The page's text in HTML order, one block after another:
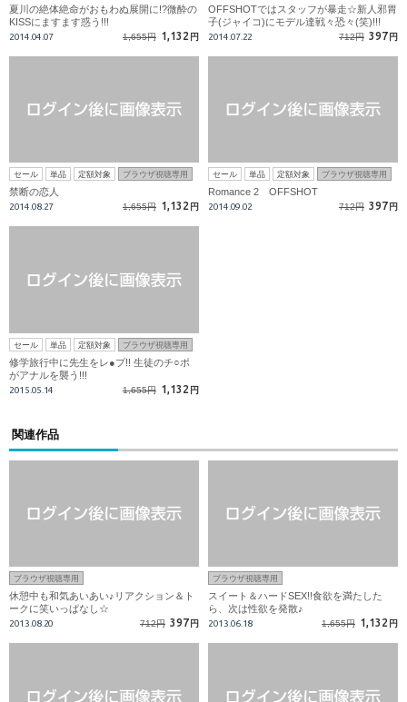
夏川の絶体絶命がおもわぬ展開に!?微酔の
KISSにますます惑う!!!
2014.04.07 1,655円 1,132 円
OFFSHOTではスタッフが暴走☆新人邪胃
子(ジャイコ)にモデル達戦々恐々(笑)!!!
2014.07.22 712円 397 円
セール 単品 定額対象 ブラウザ視聴専用
禁断の恋人
2014.08.27 1,655円 1,132 円
セール 単品 定額対象 ブラウザ視聴専用
Romance 2 OFFSHOT
2014.09.02 712円 397 円
セール 単品 定額対象 ブラウザ視聴専用
修学旅行中に先生をレ●プ!! 生徒のチ○ポ
がアナルを襲う!!!
2015.05.14 1,655円 1,132 円
関連作品
ブラウザ視聴専用
休憩中も和気あいあい♪リアクション＆ト
ークに笑いっぱなし☆
2013.08.20 712円 397 円
ブラウザ視聴専用
スイート＆ハードSEX!!食欲を満たした
ら、次は性欲を発散♪
2013.06.18 1,655円 1,132 円